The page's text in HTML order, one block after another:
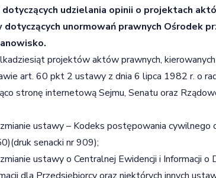
udzielania opinii o projektach
unormowań prawnych Ośrodek
projektów aktów prawnych,
art. 60 pkt 2 ustawy z dnia 6 lipca 1982 r. o
stronę internetową Sejmu, Senatu oraz
ustawy – Kodeks postępowania cywilnego
senacki nr 909);
ustawy o Centralnej Ewidencji i Informacji o